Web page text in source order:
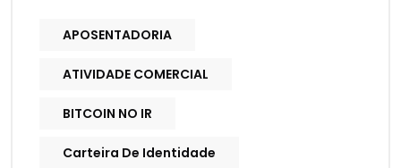
APOSENTADORIA
ATIVIDADE COMERCIAL
BITCOIN NO IR
Carteira De Identidade